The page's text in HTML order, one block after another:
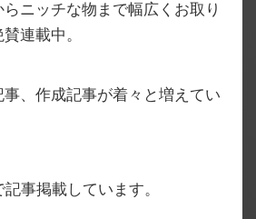
ニッチな物まで幅広くお取り
連載中。
、作成記事が着々と増えてい
事掲載しています。